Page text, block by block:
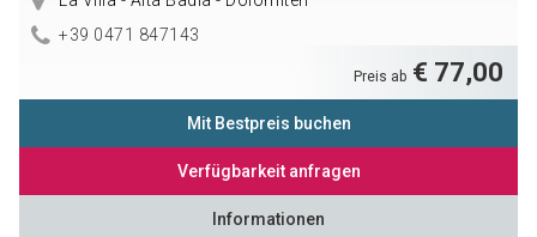
+39 0471 847143
Preis ab € 77,00
Mit Bestpreis buchen
Verfügbarkeit anfragen
Informationen